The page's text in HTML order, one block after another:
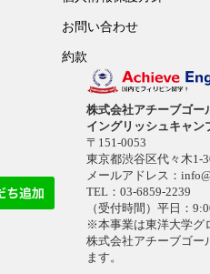
お問い合わせ
約款
株式会社アチーブゴー
イングリッシュキャン
〒151-0053
東京都渋谷区代々木1-
メールアドレス：
TEL：03-6859-2239
（受付時間）平日：
※本事業は東洋大学グ
株式会社アチーブゴー
ます。